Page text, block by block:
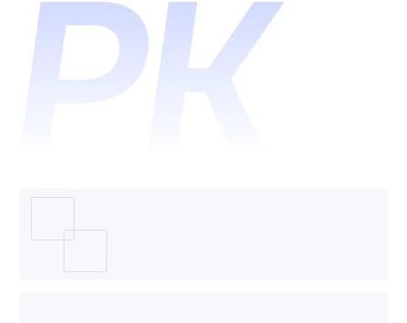
系统哪
个好